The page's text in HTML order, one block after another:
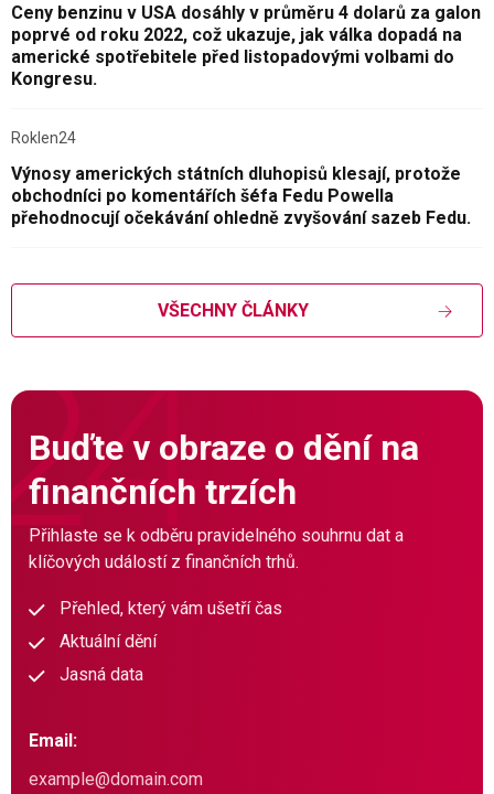
Ceny benzinu v USA dosáhly v průměru 4 dolarů za galon
poprvé od roku 2022, což ukazuje, jak válka dopadá na
americké spotřebitele před listopadovými volbami do
Kongresu.
Roklen24
Výnosy amerických státních dluhopisů klesají, protože
obchodníci po komentářích šéfa Fedu Powella
přehodnocují očekávání ohledně zvyšování sazeb Fedu.
VŠECHNY ČLÁNKY
Buďte v obraze o dění na
finančních trzích
Přihlaste se k odběru pravidelného souhrnu dat a
klíčových událostí z finančních trhů.
Přehled, který vám ušetří čas
Aktuální dění
Jasná data
Email: